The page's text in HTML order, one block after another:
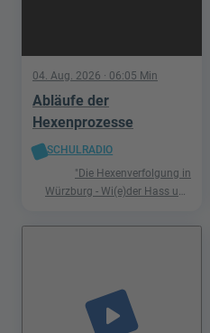
04. Aug. 2026 · 06:05 Min
Abläufe der
Hexenprozesse
SCHULRADIO
"Die Hexenverfolgung in
Würzburg - Wi(e)der Hass und
play_arrow